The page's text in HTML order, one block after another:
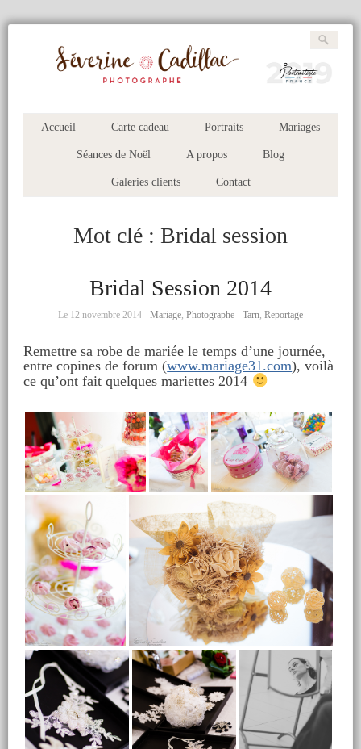
Accueil Carte cadeau Portraits Mariages
Séances de Noël A propos Blog
Galeries clients Contact
Mot clé : Bridal session
Bridal Session 2014
Le 12 novembre 2014 - Mariage Photographe - Tarn Reportage
Remettre sa robe de mariée le temps d’une journée,
entre copines de forum (www.mariage31.com), voilà
ce qu’ont fait quelques mariettes 2014